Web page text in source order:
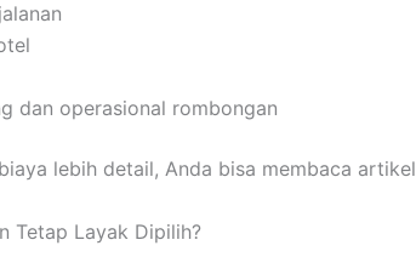
dan operasional rombongan
lebih detail, Anda bisa membaca artikel
Tetap Layak Dipilih?